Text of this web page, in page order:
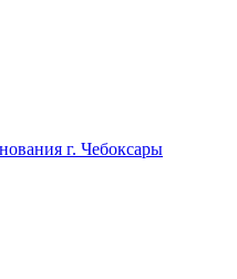
г. Чебоксары